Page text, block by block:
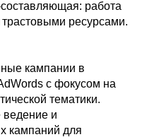
работа
ресурсами.
кампании в
с фокусом на
тематики.
ведение и
кампаний для